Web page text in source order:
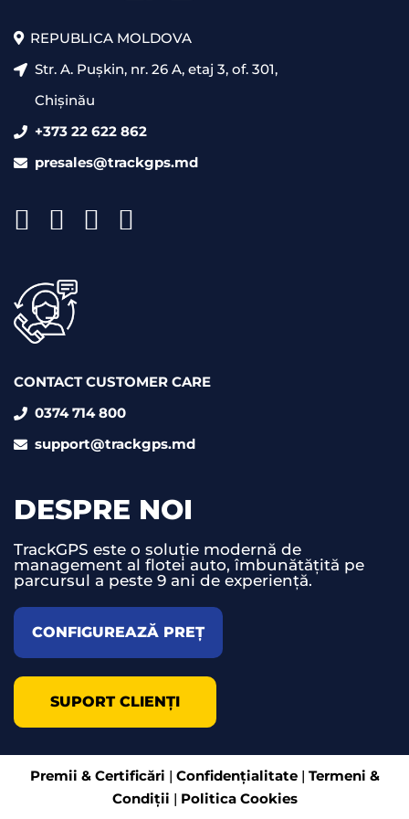
REPUBLICA MOLDOVA
Str. A. Pușkin, nr. 26 A, etaj 3, of. 301,
Chișinău
+373 22 622 862
presales@trackgps.md
CONTACT CUSTOMER CARE
0374 714 800
support@trackgps.md
DESPRE NOI
TrackGPS este o soluție modernă de
management al flotei auto, îmbunătățită pe
parcursul a peste 9 ani de experiență.
CONFIGUREAZĂ PREȚ
SUPORT CLIENȚI
Premii & Certificări | Confidențialitate| Termeni &
Condiții | Politica Cookies